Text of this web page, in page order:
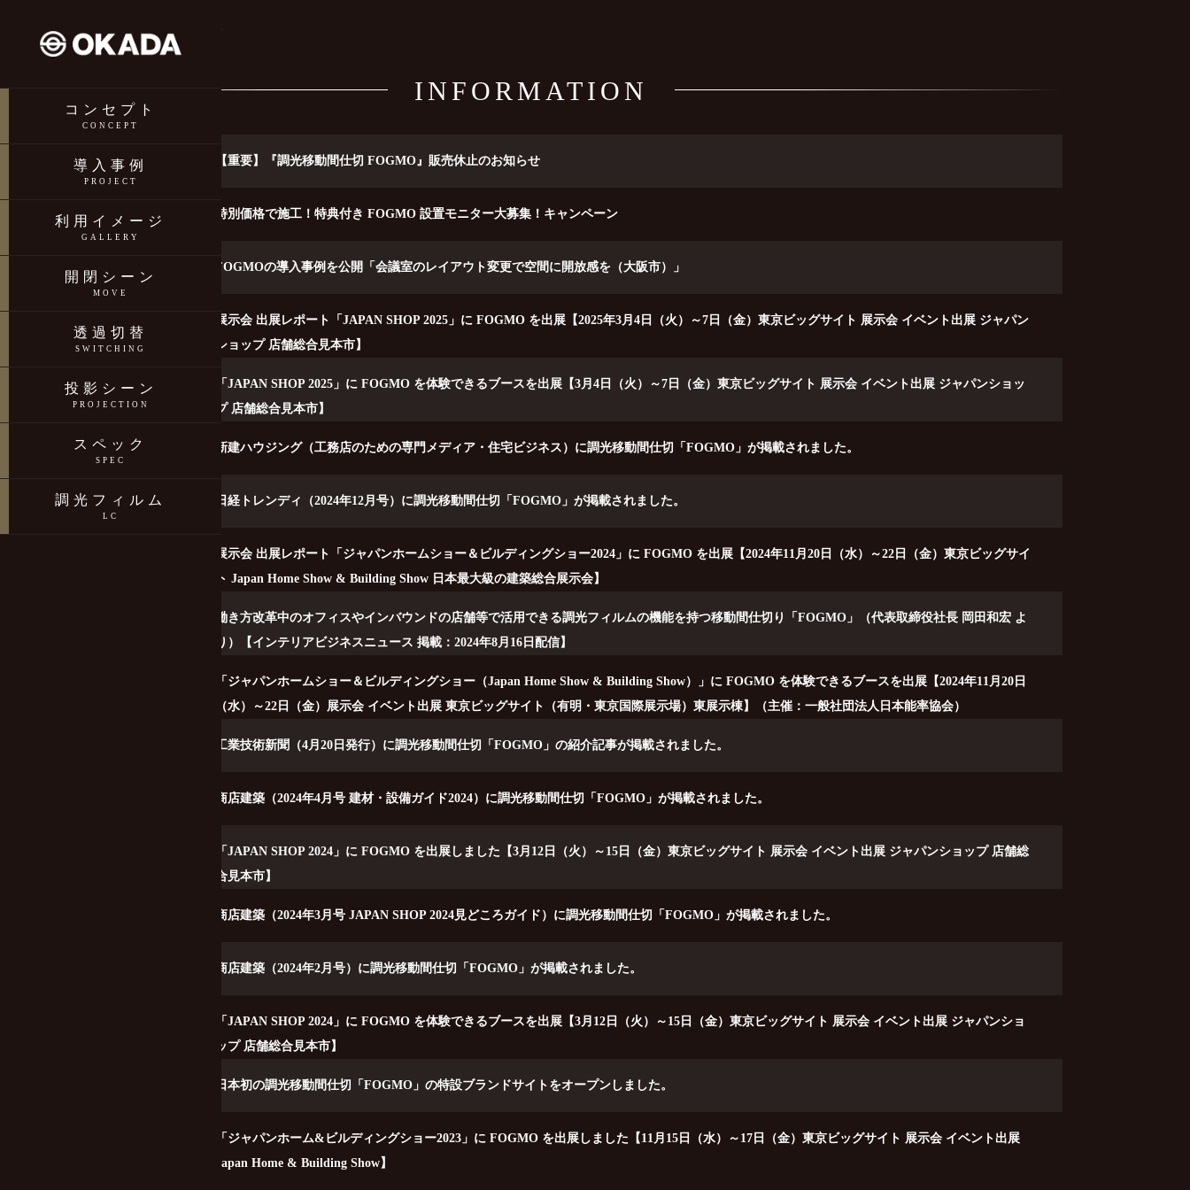
コンセプト
CONCEPT
導入事例
PROJECT
利用イメージ
GALLERY
開閉シーン
MOVE
透過切替
SWITCHING
投影シーン
PROJECTION
スペック
SPEC
調光フィルム
LC
FOGMO TOP INFORMATION
INFORMATION
2025-11-17 【重要】『調光移動間仕切 FOGMO』販売休止のお知らせ
2025-08-06 特別価格で施工！特典付き FOGMO 設置モニター大募集！キャンペーン
2025-06-06 FOGMOの導入事例を公開「会議室のレイアウト変更で空間に開放感を（大阪市）」
展示会 出展レポート「JAPAN SHOP 2025」に FOGMO を出展【2025年3月4日（火）～7日（金）東京ビッグサイト 展示会 イベント出展 ジャパン
ショップ 店舗総合見本市】
2025-02-05
「JAPAN SHOP 2025」に FOGMO を体験できるブースを出展【3月4日（火）～7日（金）東京ビッグサイト 展示会 イベント出展 ジャパンショッ
プ 店舗総合見本市】
2024-12-19 新建ハウジング（工務店のための専門メディア・住宅ビジネス）に調光移動間仕切「FOGMO」が掲載されました。
2024-11-12 日経トレンディ（2024年12月号）に調光移動間仕切「FOGMO」が掲載されました。
展示会 出展レポート「ジャパンホームショー＆ビルディングショー2024」に FOGMO を出展【2024年11月20日（水）～22日（金）東京ビッグサイ
ト Japan Home Show & Building Show 日本最大級の建築総合展示会】
働き方改革中のオフィスやインバウンドの店舗等で活用できる調光フィルムの機能を持つ移動間仕切り「FOGMO」（代表取締役社長 岡田和宏 よ
り）【インテリアビジネスニュース 掲載：2024年8月16日配信】
「ジャパンホームショー＆ビルディングショー（Japan Home Show & Building Show）」に FOGMO を体験できるブースを出展【2024年11月20日
（水）～22日（金）展示会 イベント出展 東京ビッグサイト（有明・東京国際展示場）東展示棟】（主催：一般社団法人日本能率協会）
工業技術新聞（4月20日発行）に調光移動間仕切「FOGMO」の紹介記事が掲載されました。
商店建築（2024年4月号 建材・設備ガイド2024）に調光移動間仕切「FOGMO」が掲載されました。
「JAPAN SHOP 2024」に FOGMO を出展しました【3月12日（火）～15日（金）東京ビッグサイト 展示会 イベント出展 ジャパンショップ 店舗総
合見本市】
商店建築（2024年3月号 JAPAN SHOP 2024見どころガイド）に調光移動間仕切「FOGMO」が掲載されました。
商店建築（2024年2月号）に調光移動間仕切「FOGMO」が掲載されました。
「JAPAN SHOP 2024」に FOGMO を体験できるブースを出展【3月12日（火）～15日（金）東京ビッグサイト 展示会 イベント出展 ジャパンショ
ップ 店舗総合見本市】
日本初の調光移動間仕切「FOGMO」の特設ブランドサイトをオープンしました。
「ジャパンホーム&ビルディングショー2023」に FOGMO を出展しました【11月15日（水）～17日（金）東京ビッグサイト 展示会 イベント出展
Japan Home & Building Show】